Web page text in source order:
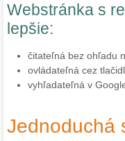
Webstránka s
lepšie:
čitateľná bez ohľadu
ovládateľná cez
vyhľadateľná v
Jednoduchá